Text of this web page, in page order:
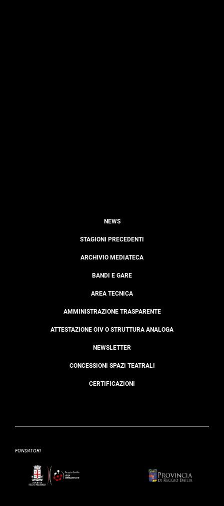
NEWS
STAGIONI PRECEDENTI
ARCHIVIO MEDIATECA
BANDI E GARE
AREA TECNICA
AMMINISTRAZIONE TRASPARENTE
ATTESTAZIONE OIV O STRUTTURA ANALOGA
NEWSLETTER
CONCESSIONI SPAZI TEATRALI
CERTIFICAZIONI
FONDATORI